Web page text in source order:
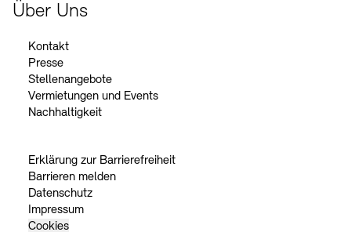
Über Uns
Kontakt
Presse
Stellenangebote
Vermietungen und Events
Nachhaltigkeit
Erklärung zur Barrierefreiheit
Barrieren melden
Datenschutz
Impressum
Cookies